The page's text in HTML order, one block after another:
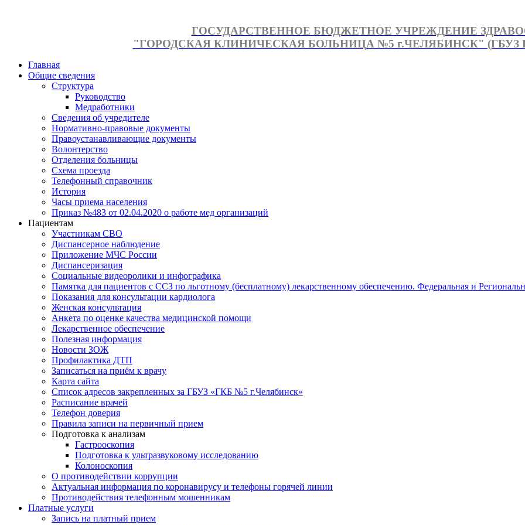
ГОСУДАРСТВЕННОЕ БЮДЖЕТНОЕ УЧРЕЖДЕНИЕ
"ГОРОДСКАЯ КЛИНИЧЕСКАЯ БОЛЬНИЦА №5 г.ЧЕЛЯБИНСК" (ГБУЗ
Главная
Общие сведения
Структура
Руководство
Медработники
Сведения об учредителе
Нормативно-правовые документы
Правоустанавливающие документы
Волонтерство
Отделения больницы
Схема проезда
Телефонный справочник
История
Часы приема населения
Приказ №483 от 02.04.2020 о работе мед организаций
Пациентам
Участникам СВО
Диспансерное наблюдение
Приложение МЧС России
Диспансеризация
Социальные видеоролики и инфографика
Памятка для пациентов с ССЗ по льготному (бесплатному) лекарственному обеспечению. Федеральная и
Показания для консультации кардиолога
Женская консультация
Анкета по оценке качества медицинской помощи
Лекарственное обеспечение
Полезная информация
Новости ЗОЖ
Профилактика ДТП
Записаться на приём к врачу
Карта сайта
Список адресов закрепленных за ГБУЗ «ГКБ №5 г.Челябинск»
Расписание врачей
Телефон доверия
Правила записи на первичный прием
Подготовка к анализам
Гастрооскопия
Подготовка к ультразвуковому исследованию
Колоноскопия
О противодействии коррупции
Актуальная информация по коронавирусу и телефоны горячей линии
Противодействия телефонным мошенникам
Платные услуги
Запись на платный прием